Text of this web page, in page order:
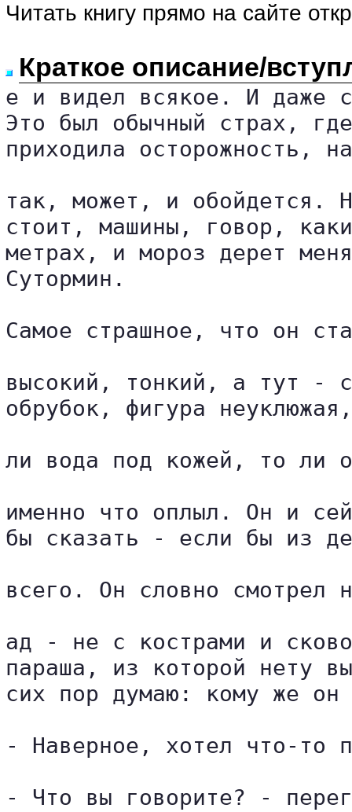
Читать книгу прямо на сайте
Краткое описание/
е и видел всякое. И даже
Это был обычный страх,
приходила
так, может, и обойдется.
стоит, машины, говор,
метрах, и мороз дерет
Сутормин.
Самое страшное, что он
высокий, тонкий, а тут -
обрубок, фигура
ли вода под кожей, то ли
именно что оплыл. Он и
бы сказать - если бы из
всего. Он словно смотрел
ад - не с кострами и
параша, из которой нету
сих пор думаю: кому же он
- Наверное, хотел что-то
- Что вы говорите? -